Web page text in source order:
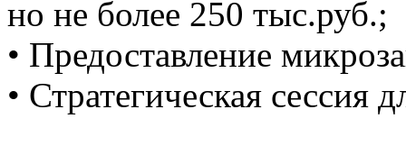
но не более 250 тыс.руб.;
• Предоставление
• Стратегическая сессия